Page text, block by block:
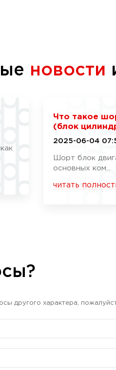
новости
Что такое
(блок
2025-06-04
Шорт блок
основных ком...
читать
другого характера,